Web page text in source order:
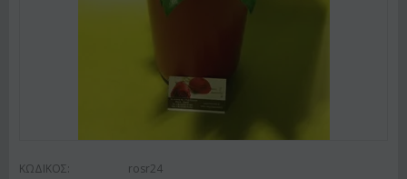
ΚΩΔΙΚΟΣ: rosr24